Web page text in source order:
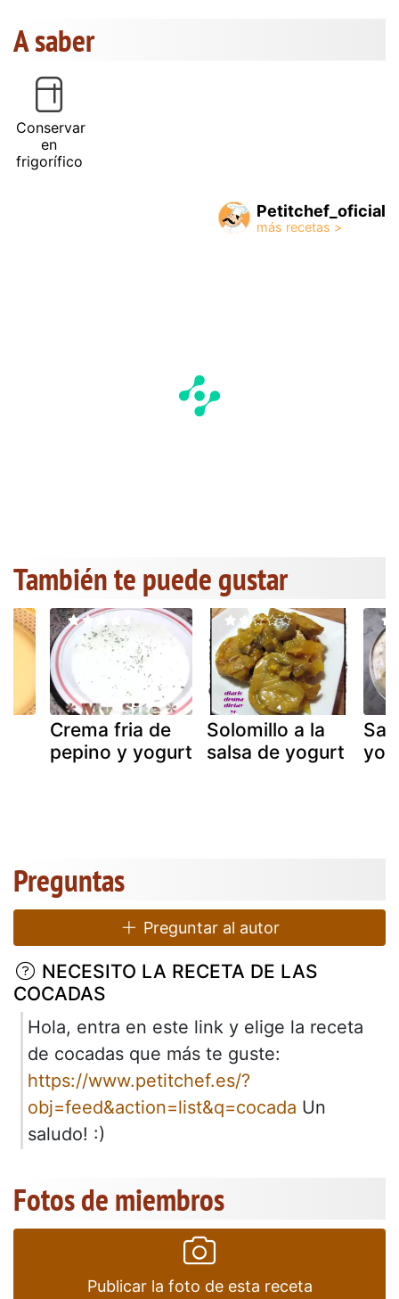
A saber
Conservar
en
frigorífico
Petitchef_oficial
También te puede gustar
Crema fria de
pepino y yogurt
Solomillo a la
salsa de yogurt
Preguntas
Preguntar al autor
NECESITO LA RECETA DE LAS
COCADAS
Hola, entra en este link y elige la receta
de cocadas que más te guste:
https://www.petitchef.es/?
obj=feed&action=list&q=cocada Un
saludo! :)
Fotos de miembros
Publicar la foto de esta receta